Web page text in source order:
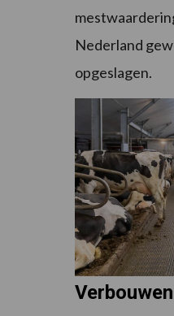
Nederland
opgeslagen.